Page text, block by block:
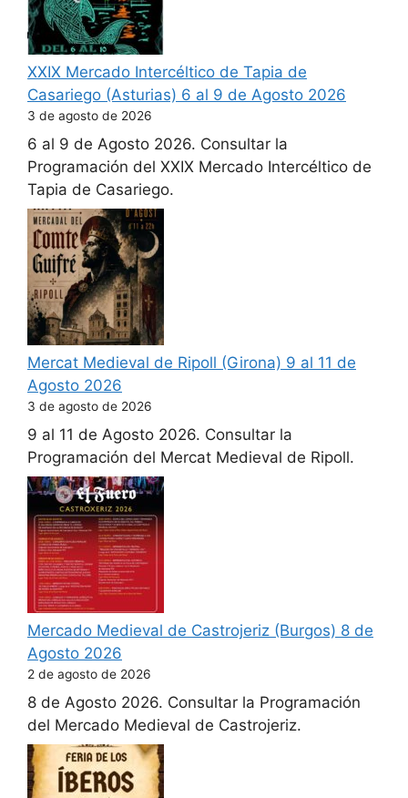
XXIX Mercado Intercéltico de Tapia de
Casariego (Asturias) 6 al 9 de Agosto 2026
3 de agosto de 2026
6 al 9 de Agosto 2026. Consultar la
Programación del XXIX Mercado Intercéltico de
Tapia de Casariego.
Mercat Medieval de Ripoll (Girona) 9 al 11 de
Agosto 2026
3 de agosto de 2026
9 al 11 de Agosto 2026. Consultar la
Programación del Mercat Medieval de Ripoll.
Mercado Medieval de Castrojeriz (Burgos) 8 de
Agosto 2026
2 de agosto de 2026
8 de Agosto 2026. Consultar la Programación
del Mercado Medieval de Castrojeriz.